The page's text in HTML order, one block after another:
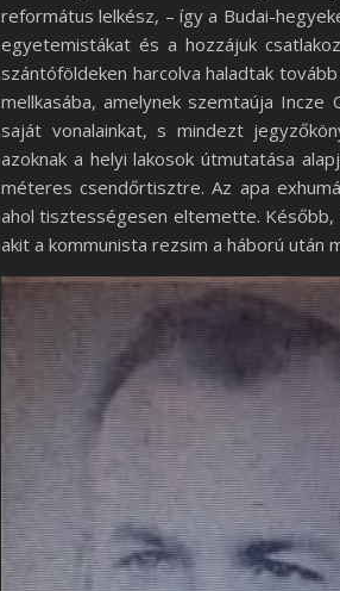
református lelkész, – így a Budai-
egyetemistákat és a hozzájuk
szántóföldeken harcolva haladtak
mellkasába, amelynek szemtaúja
saját vonalainkat, s mindezt
azoknak a helyi lakosok útmutatása
méteres csendőrtisztre. Az apa
ahol tisztességesen eltemette.
akit a kommunista rezsim a háború után